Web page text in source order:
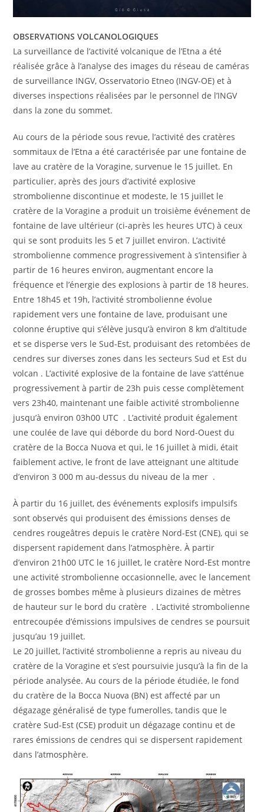
OBSERVATIONS VOLCANOLOGIQUES
La surveillance de l’activité volcanique de l’Etna a été
réalisée grâce à l’analyse des images du réseau de caméras
de surveillance INGV, Osservatorio Etneo (INGV-OE) et à
diverses inspections réalisées par le personnel de l’INGV
dans la zone du sommet.
Au cours de la période sous revue, l’activité des cratères
sommitaux de l’Etna a été caractérisée par une fontaine de
lave au cratère de la Voragine, survenue le 15 juillet. En
particulier, après des jours d’activité explosive
strombolienne discontinue et modeste, le 15 juillet le
cratère de la Voragine a produit un troisième événement de
fontaine de lave ultérieur (ci-après les heures UTC) à ceux
qui se sont produits les 5 et 7 juillet environ. L’activité
strombolienne commence progressivement à s’intensifier à
partir de 16 heures environ, augmentant encore la
fréquence et l’énergie des explosions à partir de 18 heures.
Entre 18h45 et 19h, l’activité strombolienne évolue
rapidement vers une fontaine de lave, produisant une
colonne éruptive qui s’élève jusqu’à environ 8 km d’altitude
et se disperse vers le Sud-Est, produisant des retombées de
cendres sur diverses zones dans les secteurs Sud et Est du
volcan . L’activité explosive de la fontaine de lave s’atténue
progressivement à partir de 23h puis cesse complètement
vers 23h40, maintenant une faible activité strombolienne
jusqu’à environ 03h00 UTC . L’activité produit également
une coulée de lave qui déborde du bord Nord-Ouest du
cratère de la Bocca Nuova et qui, le 16 juillet à midi, était
faiblement active, le front de lave atteignant une altitude
d’environ 3 000 m au-dessus du niveau de la mer .
À partir du 16 juillet, des événements explosifs impulsifs
sont observés qui produisent des émissions denses de
cendres rougeâtres depuis le cratère Nord-Est (CNE), qui se
dispersent rapidement dans l’atmosphère. À partir
d’environ 21h00 UTC le 16 juillet, le cratère Nord-Est montre
une activité strombolienne occasionnelle, avec le lancement
de grosses bombes même à plusieurs dizaines de mètres
de hauteur sur le bord du cratère . L’activité strombolienne
entrecoupée d’émissions impulsives de cendres se poursuit
jusqu’au 19 juillet.
Le 20 juillet, l’activité strombolienne a repris au niveau du
cratère de la Voragine et s’est poursuivie jusqu’à la fin de la
période analysée. Au cours de la période étudiée, le fond
du cratère de la Bocca Nuova (BN) est affecté par un
dégazage généralisé de type fumerolles, tandis que le
cratère Sud-Est (CSE) produit un dégazage continu et de
rares émissions de cendres qui se dispersent rapidement
dans l’atmosphère.